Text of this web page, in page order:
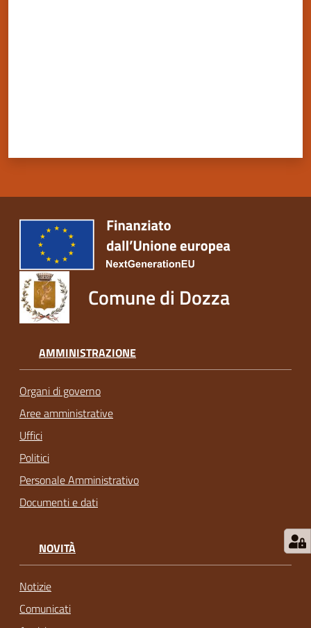
su
Comune di Dozza
AMMINISTRAZIONE
Organi di governo
Aree amministrative
Uffici
Politici
Personale Amministrativo
Documenti e dati
NOVITÀ
Notizie
Comunicati